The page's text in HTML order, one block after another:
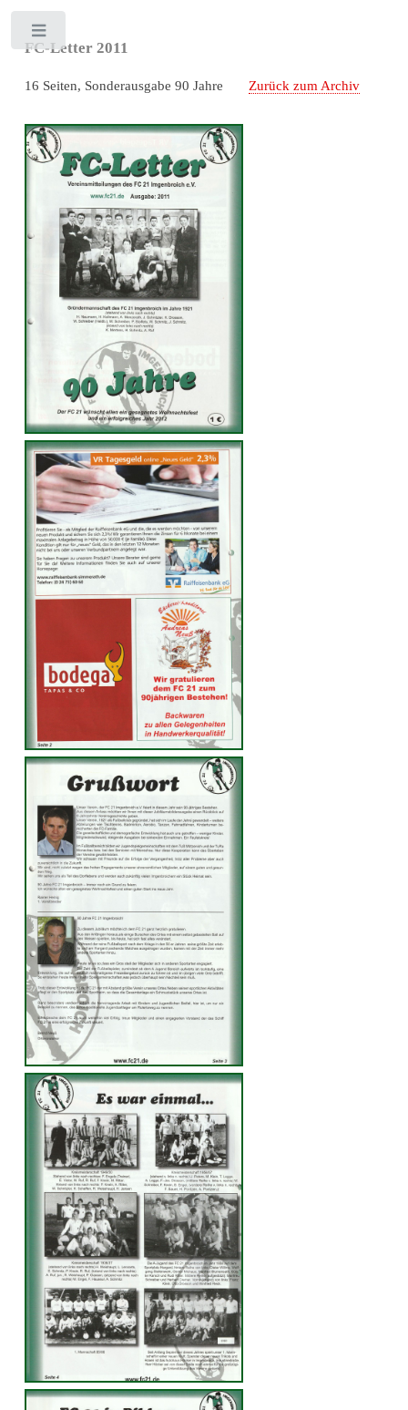
FC-Letter 2011
16 Seiten, Sonderausgabe 90 Jahre Zurück zum Archiv